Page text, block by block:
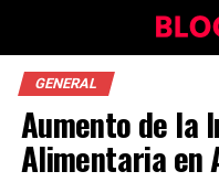
GENERAL
Aumento de la
Alimentaria en